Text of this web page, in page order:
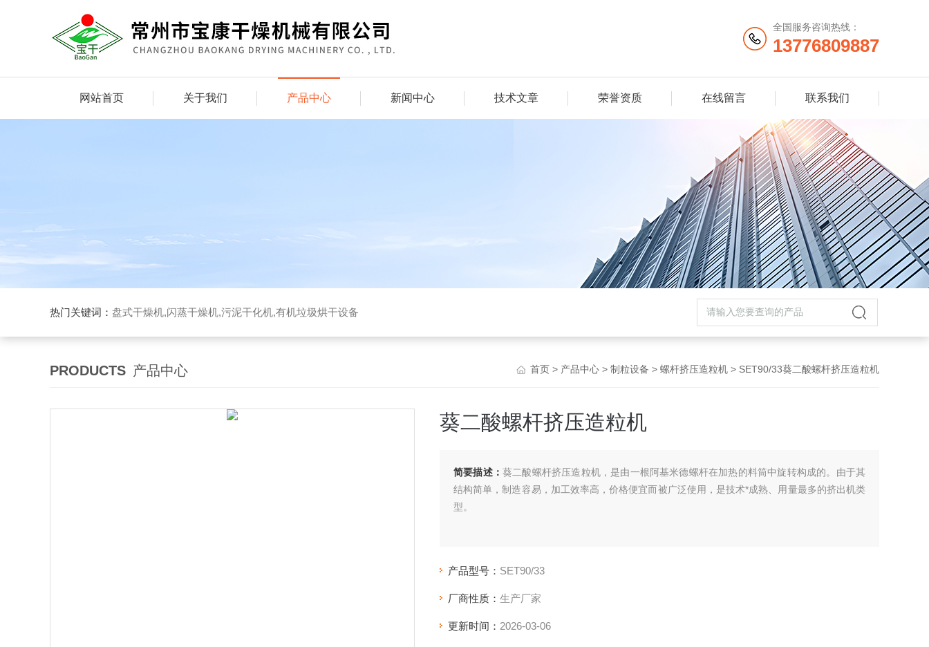
全国服务咨询热线：
13776809887
网站首页 关于我们 产品中心 新闻中心 技术文章 荣誉资质 在线留言 联系我们
热门关键词： 盘式干燥机,闪蒸干燥机,污泥干化机,有机垃圾烘干设备
PRODUCTS 产品中心 首页 > 产品中心 > 制粒设备 > 螺杆挤压造粒机 > SET90/33葵二酸螺杆挤压造粒机
葵二酸螺杆挤压造粒机
简要描述： 葵二酸螺杆挤压造粒机，是由一根阿基米德螺杆在加热的料筒中旋转构成的。由于其
结构简单，制造容易，加工效率高，价格便宜而被广泛使用，是技术*成熟、用量最多的挤出机类
型。
产品型号： SET90/33
厂商性质： 生产厂家
更新时间： 2026-03-06